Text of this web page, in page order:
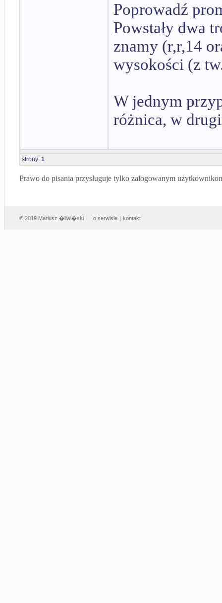
Poprowadź
Powstały dwa
znamy (r,r,14
wysokości (z
W jednym
różnica, w
strony: 1
Prawo do pisania przysługuje tylko zalogowanym
© 2019 Mariusz �liwi�ski o serwisie | kontakt